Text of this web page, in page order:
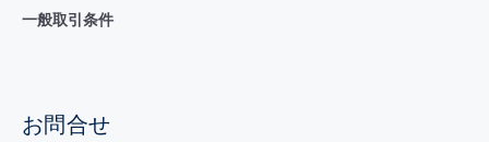
一般取引条件
お問合せ